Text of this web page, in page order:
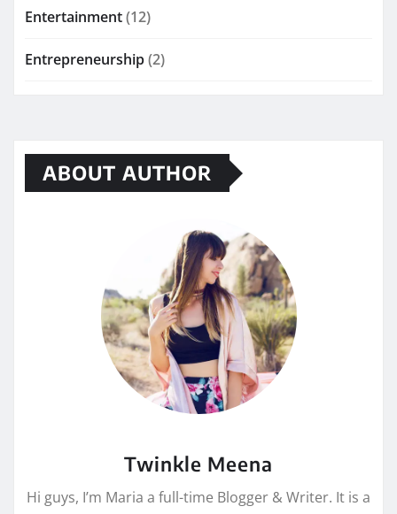
Entertainment(12)
Entrepreneurship(2)
ABOUT AUTHOR
Twinkle Meena
Hi guys, I’m Maria a full-time Blogger & Writer. It is a